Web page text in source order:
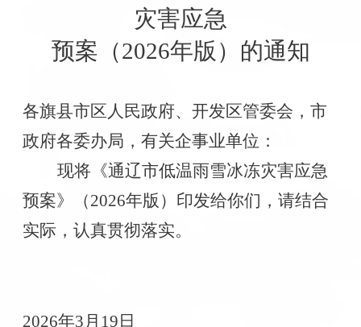
灾害应急
预案（2026年版）的通知
各旗县市区人民政府、开发区管委会，市
政府各委办局，有关企事业单位：
现将《通辽市低温雨雪冰冻灾害应急
预案》（2026年版）印发给你们，请结合
实际，认真贯彻落实。
2026年3 月 19 日